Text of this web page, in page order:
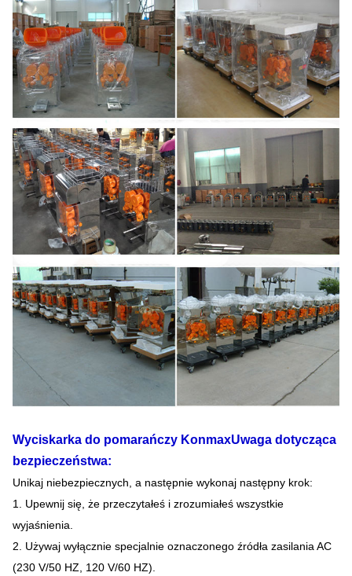
Wyciskarka do pomarańczy KonmaxUwaga dotycząca
bezpieczeństwa:
Unikaj niebezpiecznych, a następnie wykonaj następny krok:
1. Upewnij się, że przeczytałeś i zrozumiałeś wszystkie
wyjaśnienia.
2. Używaj wyłącznie specjalnie oznaczonego źródła zasilania AC
(230 V/50 HZ, 120 V/60 HZ).